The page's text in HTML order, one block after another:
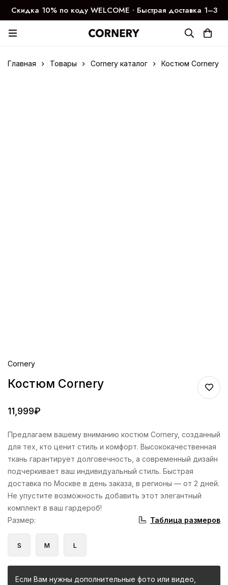
Скидка 10% по коду WELCOME ∙ Быстрая доставка 1–3
дня
Главная Товары Cornery каталог Костюм Cornery
Cornery
Костюм Cornery
11,999₽
Предлагаем вашему вниманию костюм Cornery, созданный
для тех, кто ценит стиль и комфорт. Высококачественная
ткань гарантирует долговечность, а современный дизайн
подчеркивает ваш индивидуальный стиль. Быстрая
доставка по Москве в день заказа, в регионы — от 2 дней.
Не упустите возможность добавить этот элегантный
комплект в ваш гардероб!
Размер: Таблица размеров
S M L
Если Вам нужны дополнительные фото или видео,